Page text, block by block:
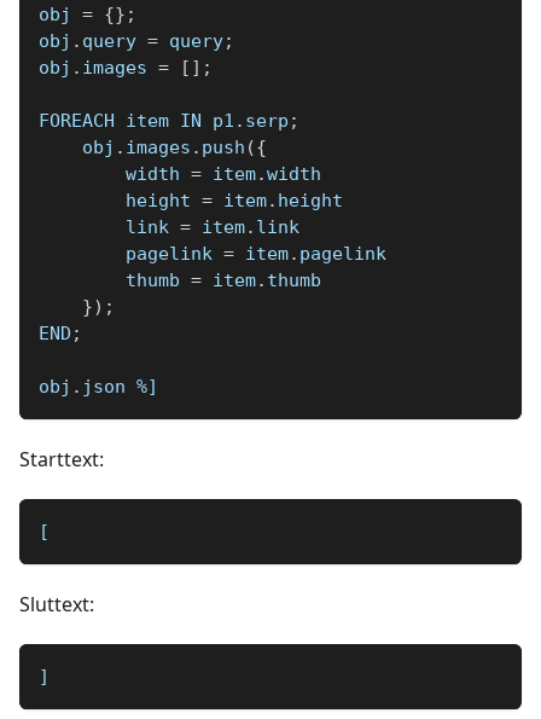
obj = {} ;
obj . query = query;
obj . images = [ ] ;
FOREACH item IN p1 . serp ;
    obj
. images . push ({
        width
= item.width
        height
= item. height
        link
= item. link
        pagelink
= item. pagelink
        thumb
= item. thumb
}) ;
END ;
obj . json %]
Starttext:
[
Sluttext:
]